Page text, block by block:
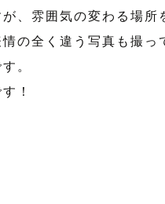
、雰囲気の変わる場所
の全く違う写真も撮っ
。
！